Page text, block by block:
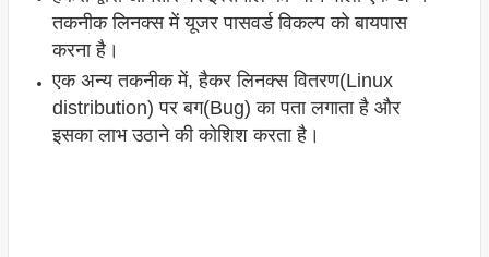
तकनीक लिनक्स में यूजर पासवर्ड विकल्प को बायपास
करना है।
एक अन्य तकनीक में, हैकर लिनक्स वितरण(Linux
distribution) पर बग(Bug) का पता लगाता है और
इसका लाभ उठाने की कोशिश करता है।